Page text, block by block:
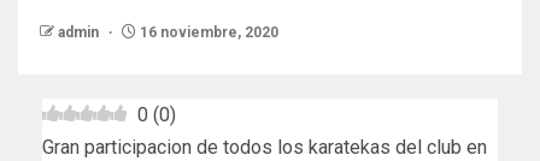
admin 16 noviembre, 2020
0 (0)
Gran participacion de todos los karatekas del club en